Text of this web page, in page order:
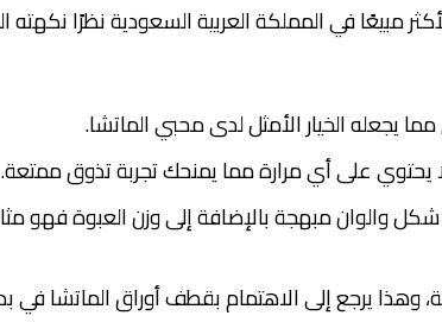
مبيعًا في المملكة العربية السعودية نظرًا
مما يجعله الخيار الأمثل لدى محبي الماتشا.
يحتوي على أي مرارة مما يمنحك تجربة تذوق ممتعة.
والوان مبهجة بالإضافة إلى وزن العبوة فهو
وهذا يرجع إلى الاهتمام بقطف أوراق الماتشا في